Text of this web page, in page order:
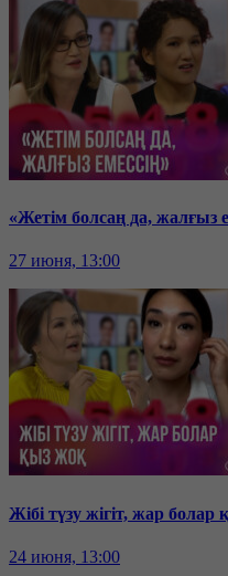
«Жетім болсаң да, жалғыз
27 июня, 13:00
Жібі түзу жігіт, жар
24 июня, 13:00